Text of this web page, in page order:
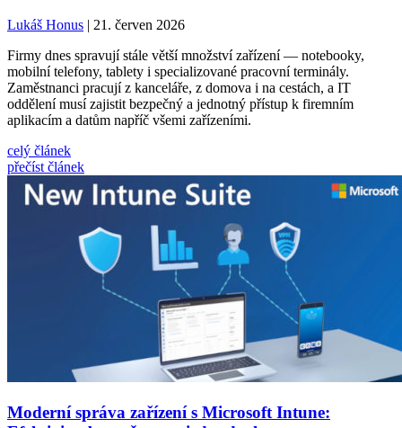
Lukáš Honus | 21. červen 2026
Firmy dnes spravují stále větší množství zařízení — notebooky,
mobilní telefony, tablety i specializované pracovní terminály.
Zaměstnanci pracují z kanceláře, z domova i na cestách, a IT
oddělení musí zajistit bezpečný a jednotný přístup k firemním
aplikacím a datům napříč všemi zařízeními.
celý článek
přečíst článek
Moderní správa zařízení s Microsoft Intune: